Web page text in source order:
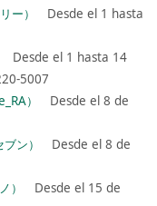
ー）
Desde el 1 hasta
Desde el 1 hasta 14
5007
）
Desde el 8 de
ン）
Desde el 8 de
） Desde el 15 de